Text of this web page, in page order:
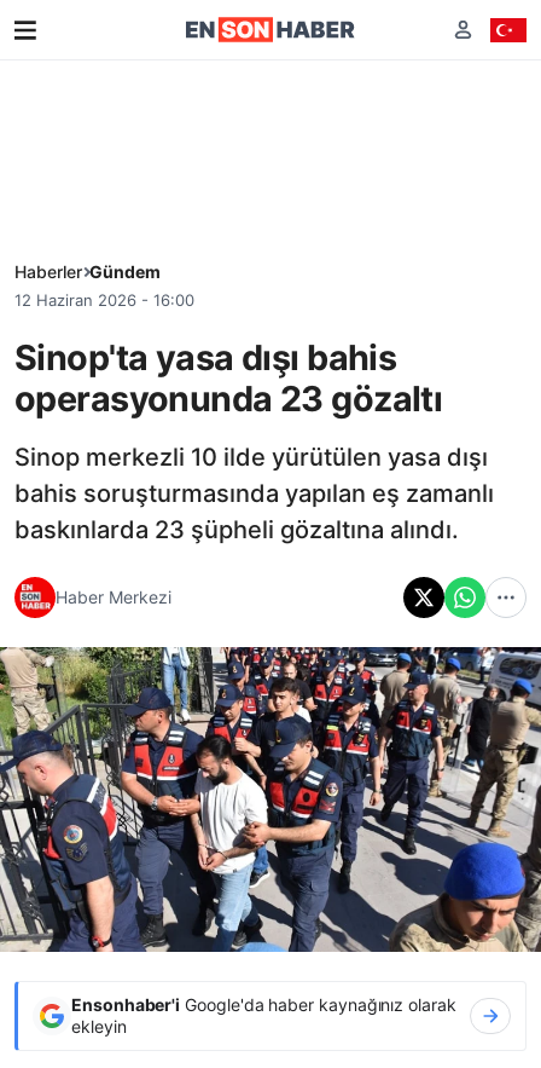
Haberler Gündem
12 Haziran 2026 - 16:00
Sinop'ta yasa dışı bahis
operasyonunda 23 gözaltı
Sinop merkezli 10 ilde yürütülen yasa dışı
bahis soruşturmasında yapılan eş zamanlı
baskınlarda 23 şüpheli gözaltına alındı.
Haber Merkezi
Ensonhaber'i Google'da haber kaynağınız olarak
ekleyin